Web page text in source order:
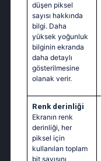
düşen piksel
sayısı hakkında
bilgi. Daha
yüksek yoğunluk
bilginin ekranda
daha detaylı
gösterilmesine
olanak verir.
Renk derinliği
Ekranın renk
derinliği, her
piksel için
kullanılan toplam
bit sayısını